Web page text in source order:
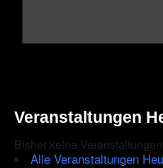
Veranstaltungen
Bisher keine
Alle Veranstaltungen